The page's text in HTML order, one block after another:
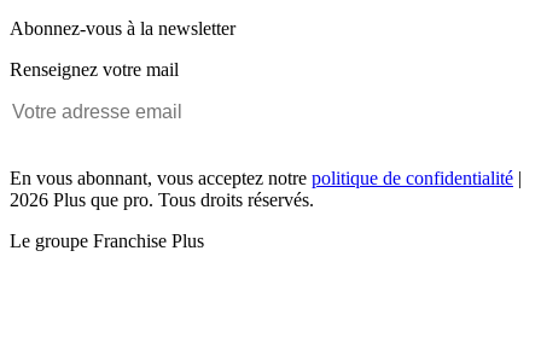
Abonnez-vous à la newsletter
Renseignez votre mail
En vous abonnant, vous acceptez notre politique de confidentialité |
2026 Plus que pro. Tous droits réservés.
Le groupe Franchise Plus